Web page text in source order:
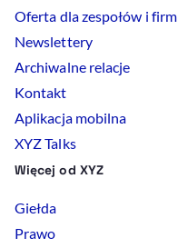
Oferta dla zespołów i firm
Newslettery
Archiwalne relacje
Kontakt
Aplikacja mobilna
XYZ Talks
Więcej od XYZ
Giełda
Prawo